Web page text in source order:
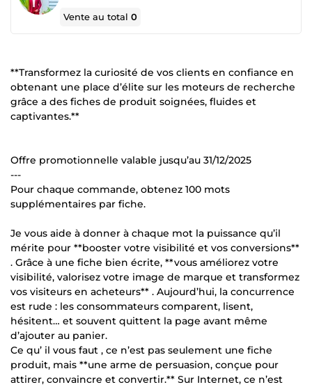
Vente au total0
**Transformez la curiosité de vos clients en confiance en
obtenant une place d’élite sur les moteurs de recherche
grâce a des fiches de produit soignées, fluides et
captivantes.**
Offre promotionnelle valable jusqu’au 31/12/2025
---
Pour chaque commande, obtenez 100 mots
supplémentaires par fiche.
Je vous aide à donner à chaque mot la puissance qu’il
mérite pour **booster votre visibilité et vos conversions**
. Grâce à une fiche bien écrite, **vous améliorez votre
visibilité, valorisez votre image de marque et transformez
vos visiteurs en acheteurs** . Aujourd’hui, la concurrence
est rude : les consommateurs comparent, lisent,
hésitent… et souvent quittent la page avant même
d’ajouter au panier.
Ce qu’ il vous faut , ce n’est pas seulement une fiche
produit, mais **une arme de persuasion, conçue pour
attirer, convaincre et convertir.** Sur Internet, ce n’est